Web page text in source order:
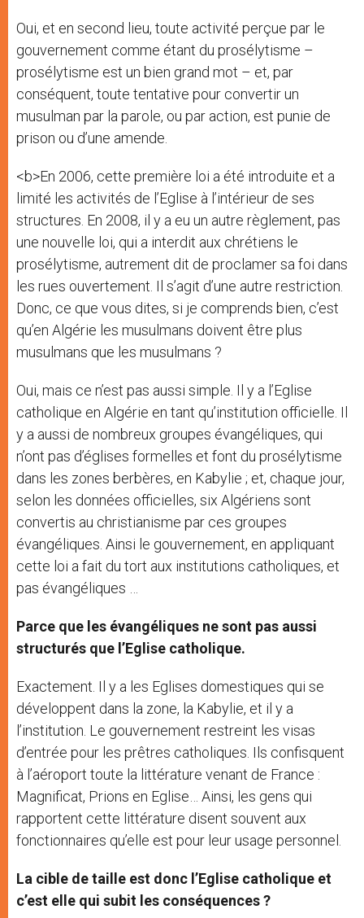
Oui, et en second lieu, toute activité perçue par le
gouvernement comme étant du prosélytisme –
prosélytisme est un bien grand mot – et, par
conséquent, toute tentative pour convertir un
musulman par la parole, ou par action, est punie de
prison ou d’une amende.
<b>En 2006, cette première loi a été introduite et a
limité les activités de l’Eglise à l’intérieur de ses
structures. En 2008, il y a eu un autre règlement, pas
une nouvelle loi, qui a interdit aux chrétiens le
prosélytisme, autrement dit de proclamer sa foi dans
les rues ouvertement. Il s’agit d’une autre restriction.
Donc, ce que vous dites, si je comprends bien, c’est
qu’en Algérie les musulmans doivent être plus
musulmans que les musulmans ?
Oui, mais ce n’est pas aussi simple. Il y a l’Eglise
catholique en Algérie en tant qu’institution officielle. Il
y a aussi de nombreux groupes évangéliques, qui
n’ont pas d’églises formelles et font du prosélytisme
dans les zones berbères, en Kabylie ; et, chaque jour,
selon les données officielles, six Algériens sont
convertis au christianisme par ces groupes
évangéliques. Ainsi le gouvernement, en appliquant
cette loi a fait du tort aux institutions catholiques, et
pas évangéliques …
Parce que les évangéliques ne sont pas aussi
structurés que l’Eglise catholique.
Exactement. Il y a les Eglises domestiques qui se
développent dans la zone, la Kabylie, et il y a
l’institution. Le gouvernement restreint les visas
d’entrée pour les prêtres catholiques. Ils confisquent
à l’aéroport toute la littérature venant de France :
Magnificat, Prions en Eglise… Ainsi, les gens qui
rapportent cette littérature disent souvent aux
fonctionnaires qu’elle est pour leur usage personnel.
La cible de taille est donc l’Eglise catholique et
c’est elle qui subit les conséquences ?